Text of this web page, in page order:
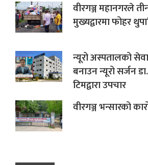
वीरगञ्ज महानगरले
मुख्यद्वारमा फोहर
न्यूरो अस्पतालको
बनाउन न्यूरो सर्जन
टिमद्वारा उपचार
वीरगञ्ज भन्सारको